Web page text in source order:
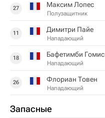
27 Максим Лопес
Полузащитник
11 Димитри Пайе
Нападающий
18 Бафетимби Гомис
Нападающий
26 Флориан Товен
Нападающий
Запасные